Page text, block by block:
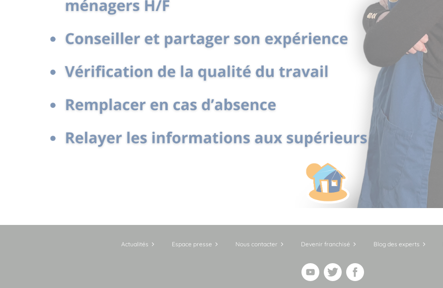
Actualités Espace presse Nous contacter Devenir franchisé Blog des experts